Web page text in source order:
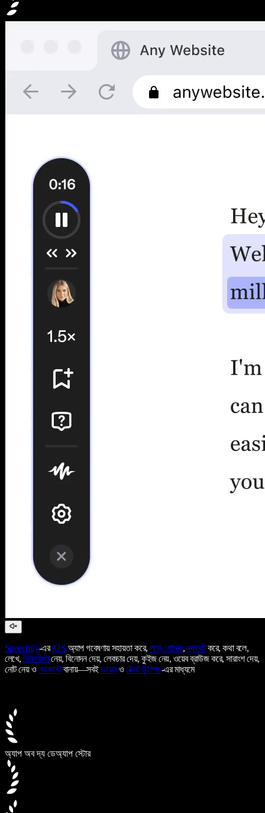
Speechify-এরiOS অ্যাপ গবেষণায় সহায়তা করে, পড়ে শোনায়,ন্যারেটকরে, কথা বলে,
লেখে, ডিকটেশননেয়, বিনোদন দেয়, লেকচার দেয়, কুইজ নেয়, ওয়েব ব্রাউজ করে, সারাংশ দেয়,
নোট নেয় ও পডকাস্টবানায়—সবইভয়েসও টেক্সট টু স্পিচ-এর মাধ্যমে
অ্যাপ অব দ্য ডেঅ্যাপ স্টোর